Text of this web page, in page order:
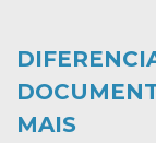
MAIS